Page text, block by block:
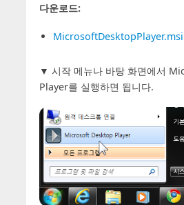
다운로드:
MicrosoftDesktopPlayer.msi
▼ 시작 메뉴나 바탕 화면에서
Player를 실행하면 됩니다.